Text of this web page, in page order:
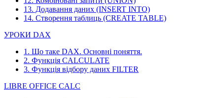
13. Додавання даних (INSERT INTO)
14. Створення таблиць (CREATE TABLE)
УРОКИ DAX
1. Що таке DAX. Основні поняття.
2. Функція CALCULATE
3. Функція відбору даних FILTER
LIBRE OFFICE CALC